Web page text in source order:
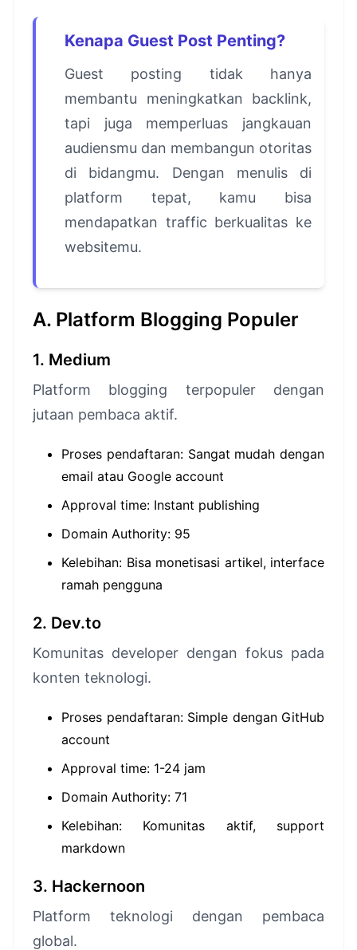
Kenapa Guest Post Penting?
Guest posting tidak hanya
membantu meningkatkan backlink,
tapi juga memperluas jangkauan
audiensmu dan membangun otoritas
di bidangmu. Dengan menulis di
platform tepat, kamu bisa
mendapatkan traffic berkualitas ke
websitemu.
A. Platform Blogging Populer
1. Medium
Platform blogging terpopuler dengan
jutaan pembaca aktif.
Proses pendaftaran: Sangat mudah dengan
email atau Google account
Approval time: Instant publishing
Domain Authority: 95
Kelebihan: Bisa monetisasi artikel, interface
ramah pengguna
2. Dev.to
Komunitas developer dengan fokus pada
konten teknologi.
Proses pendaftaran: Simple dengan GitHub
account
Approval time: 1-24 jam
Domain Authority: 71
Kelebihan: Komunitas aktif, support
markdown
3. Hackernoon
Platform teknologi dengan pembaca
global.